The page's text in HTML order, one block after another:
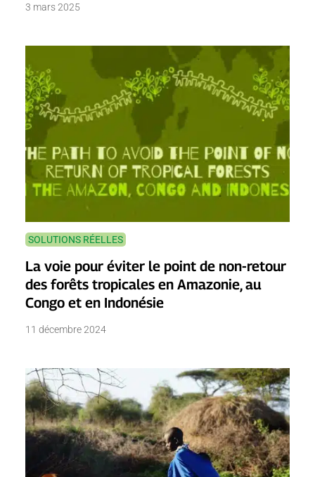
3 mars 2025
SOLUTIONS RÉELLES
La voie pour éviter le point de non-retour
des forêts tropicales en Amazonie, au
Congo et en Indonésie
11 décembre 2024